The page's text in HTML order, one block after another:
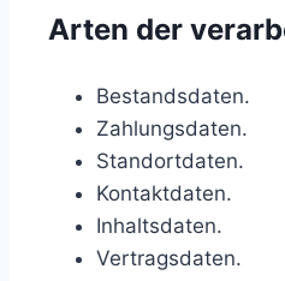
Arten der
Bestandsdaten.
Zahlungsdaten.
Standortdaten.
Kontaktdaten.
Inhaltsdaten.
Vertragsdaten.